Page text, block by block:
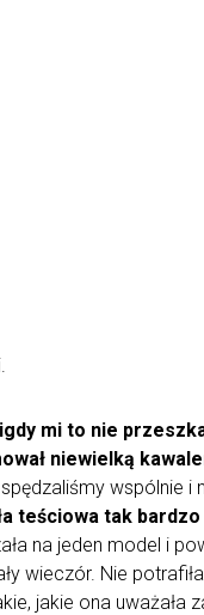
mi to nie
niewielką
wspólnie
teściowa tak bardzo
na jeden model i
wieczór. Nie
jakie ona uważała